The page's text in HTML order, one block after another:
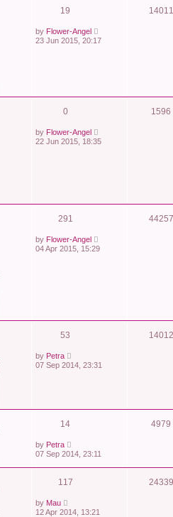
19 14011
by Flower-Angel
23 Jun 2015, 20:17
0 1596
by Flower-Angel
22 Jun 2015, 18:35
291 44257
by Flower-Angel
04 Apr 2015, 15:29
53 14012
by Petra
07 Sep 2014, 23:31
14 4979
by Petra
07 Sep 2014, 23:11
117 24339
by Mau
12 Apr 2014, 13:21